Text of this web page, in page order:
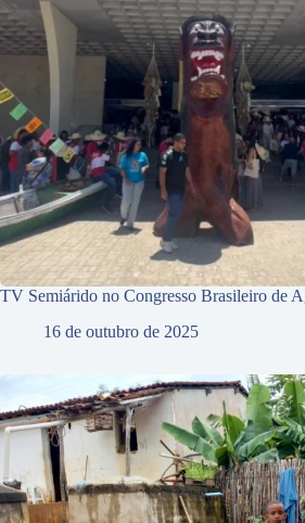
TV Semiárido no Congresso Brasileiro de
16 de outubro de 2025